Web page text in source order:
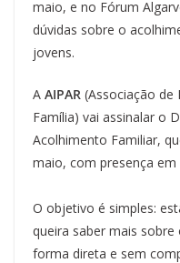
b
o
o
k
s
k
y
a
d
s
e
r
e
e
d
I
maio, e no Fórum
dúvidas sobre o
jovens.
A AIPAR (Associação de
Família) vai assinalar o
Acolhimento Familiar,
maio, com presença
O objetivo é simples:
queira saber mais
forma direta e sem